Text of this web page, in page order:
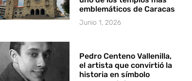
emblemáticos de Caracas
Junio 1, 2026
Pedro Centeno Vallenilla,
el artista que convirtió la
historia en símbolo